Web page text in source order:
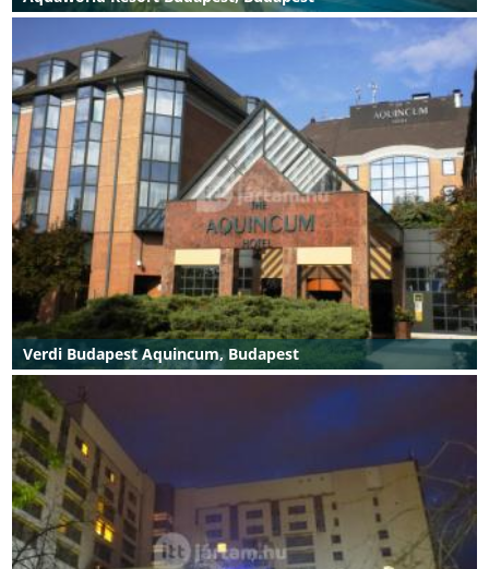
Verdi Budapest Aquincum, Budapest